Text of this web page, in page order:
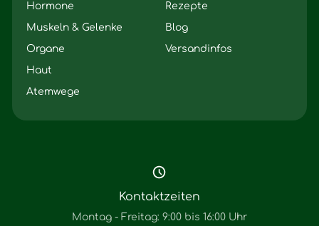
Hormone
Muskeln & Gelenke
Organe
Haut
Atemwege
Rezepte
Blog
Versandinfos
Kontaktzeiten
Montag - Freitag: 9:00 bis 16:00 Uhr